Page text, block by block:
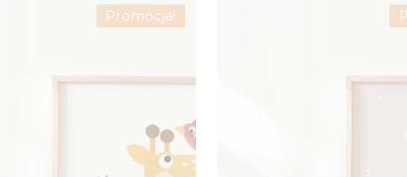
Promocja!